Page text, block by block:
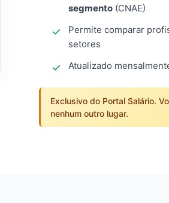
segmento (CNAE)
Permite comparar
setores
Atualizado
Exclusivo do Portal Salário.
nenhum outro lugar.